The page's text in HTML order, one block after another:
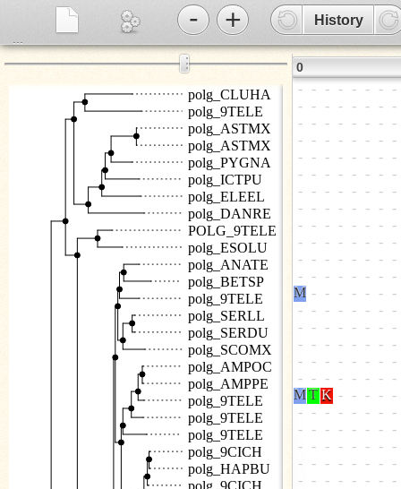
- + History
polg_CLUHA
polg_9TELE
polg_ASTMX
polg_ASTMX
polg_PYGNA
polg_ICTPU
polg_ELEEL
polg_DANRE
POLG_9TELE
polg_ESOLU
polg_ANATE
polg_BETSP
polg_9TELE
polg_SERLL
polg_SERDU
polg_SCOMX
polg_AMPOC
polg_AMPPE
polg_9TELE
polg_9TELE
polg_9TELE
polg_9CICH
polg_HAPBU
polg_9CICH
⋮ 0